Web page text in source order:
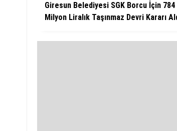
Giresun Belediyesi SGK Borcu İçin 784
Milyon Liralık Taşınmaz Devri Kararı